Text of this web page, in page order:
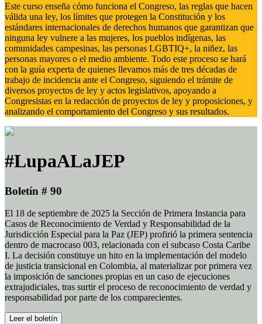
Este curso enseña cómo funciona el Congreso, las reglas que hacen
válida una ley, los límites que protegen la Constitución y los
estándares internacionales de derechos humanos que garantizan que
ninguna ley vulnere a las mujeres, los pueblos indígenas, las
comunidades campesinas, las personas LGBTIQ+, la niñez, las
personas mayores o el medio ambiente. Todo este proceso se hará
con la guía experta de quienes llevamos más de tres décadas de
trabajo de incidencia ante el Congreso, siguiendo el trámite de
diversos proyectos de ley y actos legislativos, apoyando a
Congresistas en la redacción de proyectos de ley y proposiciones, y
analizando el comportamiento del Congreso y sus resultados.
#LupaALaJEP
Boletín # 90
El 18 de septiembre de 2025 la Sección de Primera Instancia para
Casos de Reconocimiento de Verdad y Responsabilidad de la
Jurisdicción Especial para la Paz (JEP) profirió la primera sentencia
dentro de macrocaso 003, relacionada con el subcaso Costa Caribe
I. La decisión constituye un hito en la implementación del modelo
de justicia transicional en Colombia, al materializar por primera vez
la imposición de sanciones propias en un caso de ejecuciones
extrajudiciales, tras surtir el proceso de reconocimiento de verdad y
responsabilidad por parte de los comparecientes.
Leer el boletín